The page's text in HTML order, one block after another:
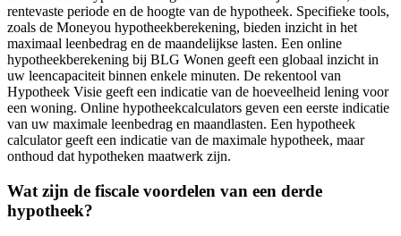
rentevaste periode en de hoogte van de hypotheek. Specifieke tools,
zoals de Moneyou hypotheekberekening, bieden inzicht in het
maximaal leenbedrag en de maandelijkse lasten. Een online
hypotheekberekening bij BLG Wonen geeft een globaal inzicht in
uw leencapaciteit binnen enkele minuten. De rekentool van
Hypotheek Visie geeft een indicatie van de hoeveelheid lening voor
een woning. Online hypotheekcalculators geven een eerste indicatie
van uw maximale leenbedrag en maandlasten. Een hypotheek
calculator geeft een indicatie van de maximale hypotheek, maar
onthoud dat hypotheken maatwerk zijn.
Wat zijn de fiscale voordelen van een derde
hypotheek?